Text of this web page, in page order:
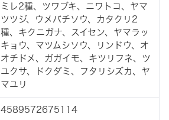
ミレ2種、ツワブキ、ニワトコ、ヤマ
ツツジ、ウメバチソウ、カタクリ2
種、キクニガナ、スイセン、ヤマラッ
キョウ、マツムシソウ、リンドウ、オ
オチドメ、ガガイモ、キツリフネ、ツ
ユクサ、ドクダミ、フタリシズカ、ヤ
マユリ
4589572675114